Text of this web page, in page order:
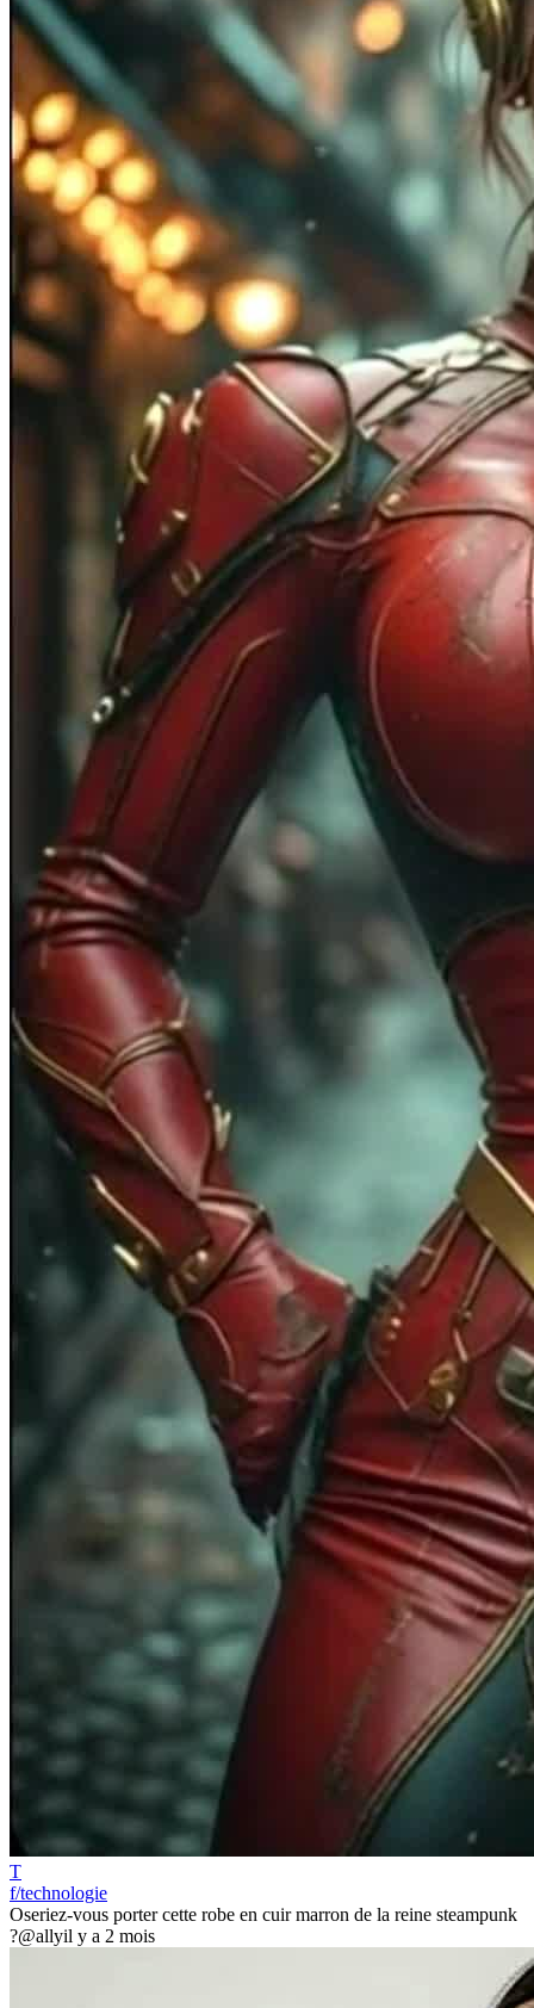
T
f/technologie
Oseriez-vous porter cette robe en cuir marron de la reine steampunk
?@allyil y a 2 mois